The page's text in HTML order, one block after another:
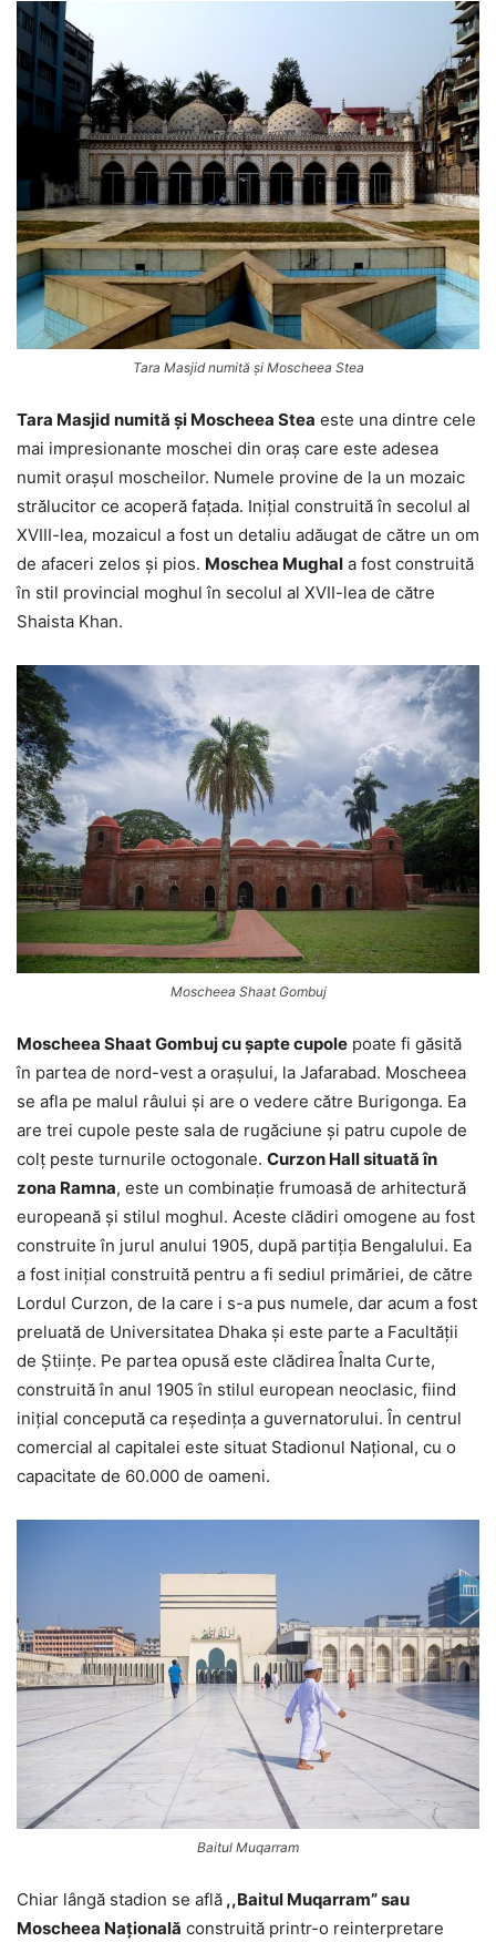
Tara Masjid numită și Moscheea Stea
Tara Masjid numită și Moscheea Stea este una dintre cele
mai impresionante moschei din oraș care este adesea
numit orașul moscheilor. Numele provine de la un mozaic
strălucitor ce acoperă fațada. Inițial construită în secolul al
XVIII-lea, mozaicul a fost un detaliu adăugat de către un om
de afaceri zelos și pios. Moschea Mughal a fost construită
în stil provincial moghul în secolul al XVII-lea de către
Shaista Khan.
Moscheea Shaat Gombuj
Moscheea Shaat Gombuj cu șapte cupole poate fi găsită
în partea de nord-vest a orașului, la Jafarabad. Moscheea
se afla pe malul râului și are o vedere către Burigonga. Ea
are trei cupole peste sala de rugăciune și patru cupole de
colț peste turnurile octogonale. Curzon Hall situată în
zona Ramna, este un combinație frumoasă de arhitectură
europeană și stilul moghul. Aceste clădiri omogene au fost
construite în jurul anului 1905, după partiția Bengalului. Ea
a fost inițial construită pentru a fi sediul primăriei, de către
Lordul Curzon, de la care i s-a pus numele, dar acum a fost
preluată de Universitatea Dhaka și este parte a Facultății
de Științe. Pe partea opusă este clădirea Înalta Curte,
construită în anul 1905 în stilul european neoclasic, fiind
inițial concepută ca reședința a guvernatorului. În centrul
comercial al capitalei este situat Stadionul Național, cu o
capacitate de 60.000 de oameni.
Baitul Muqarram
Chiar lângă stadion se află ,,Baitul Muqarram” sau
Moscheea Națională construită printr-o reinterpretare